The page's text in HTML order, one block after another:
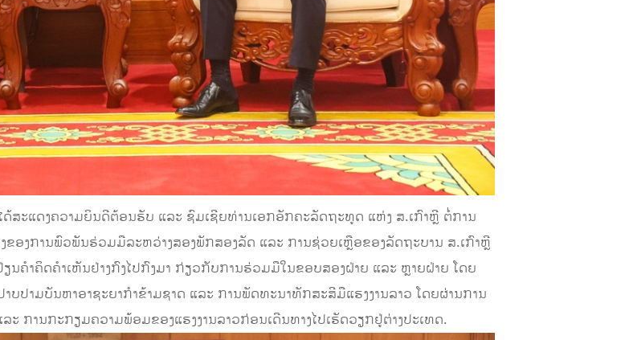
ສະແດງຄວາມຍິນດີຕ້ອນຮັບ ແລະ ຊົມເຊີຍທ່ານເອກອັກຄະລັດຖະທູດ ແຫ່ງ ສ.ເກົາຫຼີ ຕໍ່ການ
ອງການພົວພັນຮ່ວມມືລະຫວ່າງສອງພັກສອງລັດ ແລະ ການຊ່ວຍເຫຼືອຂອງລັດຖະບານ ສ.ເກົາຫຼີ
ຄຳຄິດຄຳເຫັນຢ່າງກົງໄປກົງມາ ກ່ຽວກັບການຮ່ວມມືໃນຂອບສອງຝ່າຍ ແລະ ຫຼາຍຝ່າຍ ໂດຍ
າບປາມບັນຫາອາຊະຍາກຳຂ້າມຊາດ ແລະ ການພັດທະນາທັກສະສີມືແຮງງານລາວ ໂດຍຜ່ານການ
ະ ການກະກຽມຄວາມພ້ອມຂອງແຮງງານລາວກ່ອນເດີນທາງໄປເຮັດວຽກຢູ່ຕ່າງປະເທດ.